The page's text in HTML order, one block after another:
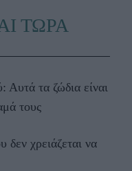
ΤΩΡΑ
Αυτά τα ζώδια είναι
τους
δεν χρειάζεται να